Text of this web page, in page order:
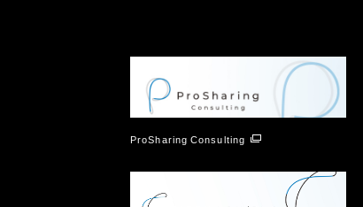
ProSharing Consulting